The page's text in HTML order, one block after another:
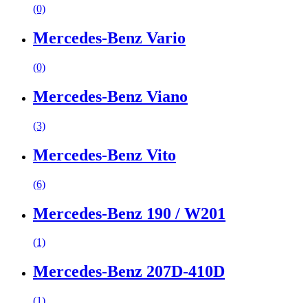
(0)
Mercedes-Benz Vario
(0)
Mercedes-Benz Viano
(3)
Mercedes-Benz Vito
(6)
Mercedes-Benz 190 / W201
(1)
Mercedes-Benz 207D-410D